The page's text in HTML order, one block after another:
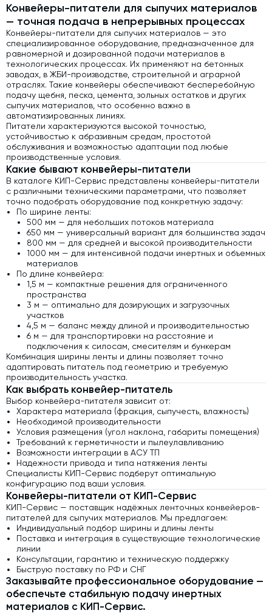
Конвейеры-питатели для сыпучих материалов
— точная подача в непрерывных процессах
Конвейеры-питатели для сыпучих материалов — это
специализированное оборудование, предназначенное для
равномерной и дозированной подачи материалов в
технологических процессах. Их применяют на бетонных
заводах, в ЖБИ-производстве, строительной и аграрной
отраслях. Такие конвейеры обеспечивают бесперебойную
подачу щебня, песка, цемента, зольных остатков и других
сыпучих материалов, что особенно важно в
автоматизированных линиях.
Питатели характеризуются высокой точностью,
устойчивостью к абразивным средам, простотой
обслуживания и возможностью адаптации под любые
производственные условия.
Какие бывают конвейеры-питатели
В каталоге КИП-Сервис представлены конвейеры-питатели
с различными техническими параметрами, что позволяет
точно подобрать оборудование под конкретную задачу:
По ширине ленты:
500 мм — для небольших потоков материала
650 мм — универсальный вариант для большинства задач
800 мм — для средней и высокой производительности
1000 мм — для интенсивной подачи инертных и объемных
материалов
По длине конвейера:
1,5 м — компактные решения для ограниченного
пространства
3 м — оптимально для дозирующих и загрузочных
участков
4,5 м — баланс между длиной и производительностью
6 м — для транспортировки на расстояние и
подключения к силосам, смесителям и бункерам
Комбинация ширины ленты и длины позволяет точно
адаптировать питатель под геометрию и требуемую
производительность участка.
Как выбрать конвейер-питатель
Выбор конвейера-питателя зависит от:
Характера материала (фракция, сыпучесть, влажность)
Необходимой производительности
Условия размещения (угол наклона, габариты помещения)
Требований к герметичности и пылеулавливанию
Возможности интеграции в АСУ ТП
Надежности привода и типа натяжения ленты
Специалисты КИП-Сервис подберут оптимальную
конфигурацию под ваши условия.
Конвейеры-питатели от КИП-Сервис
КИП-Сервис — поставщик надёжных ленточных конвейеров-
питателей для сыпучих материалов. Мы предлагаем:
Индивидуальный подбор ширины и длины ленты
Поставка и интеграция в существующие технологические
линии
Консультации, гарантию и техническую поддержку
Быструю поставку по РФ и СНГ
Заказывайте профессиональное оборудование —
обеспечьте стабильную подачу инертных
материалов с КИП-Сервис.